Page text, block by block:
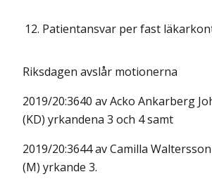
12. Patientansvar per fast
Riksdagen avslår motionerna
2019/20:3640 av Acko Ankarberg
(KD) yrkandena 3 och 4 samt
2019/20:3644 av Camilla
(M) yrkande 3.